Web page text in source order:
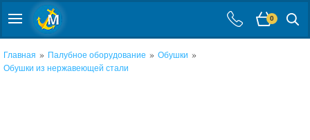
0
Главная » Палубное оборудование » Обушки »
Обушки из нержавеющей стали